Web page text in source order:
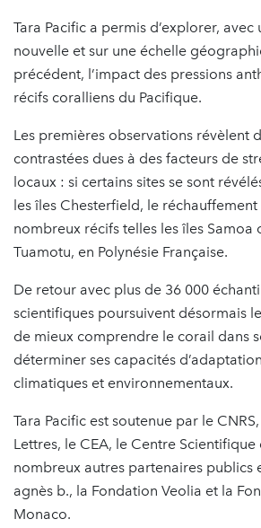
Tara Pacific a permis d’explorer,
nouvelle et sur une échelle
précédent, l’impact des pressions
récifs coralliens du Pacifique.
Les premières observations révèlent
contrastées dues à des facteurs de
locaux : si certains sites se sont
les îles Chesterfield, le
nombreux récifs telles les îles Samoa
Tuamotu, en Polynésie Française.
De retour avec plus de 36 000
scientifiques poursuivent désormais
de mieux comprendre le corail dans
déterminer ses capacités
climatiques et environnementaux.
Tara Pacific est soutenue par le
Lettres, le CEA, le Centre
nombreux autres partenaires publics
agnès b., la Fondation Veolia et la
Monaco.